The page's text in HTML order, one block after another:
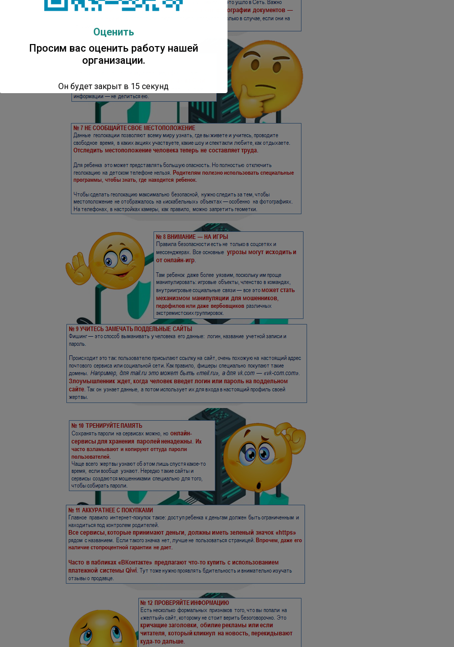
Оценить
Просим вас оценить работу нашей
организации.
Он будет закрыт в 14 секунд